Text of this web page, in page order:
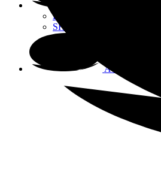
Kataloge / Sketchvorlagen
SHOP / Flohmarkt
Auf Instagram